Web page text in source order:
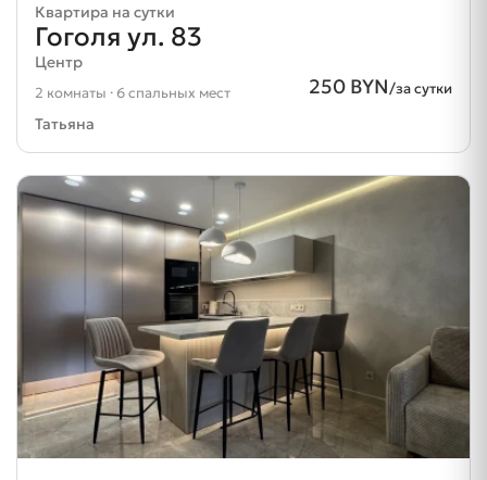
Квартира на сутки
Гоголя ул. 83
Центр
250 BYN/за сутки
2 комнаты · 6 спальных мест
Татьяна